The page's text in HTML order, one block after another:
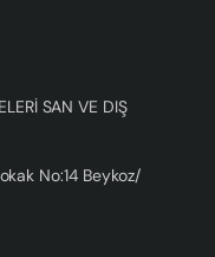
SAN VE DIŞ
No:14 Beykoz/